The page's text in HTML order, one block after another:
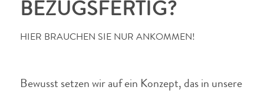
BEZUGSFERTIG?
HIER BRAUCHEN SIE NUR ANKOMMEN!
Bewusst setzen wir auf ein Konzept, das in unsere